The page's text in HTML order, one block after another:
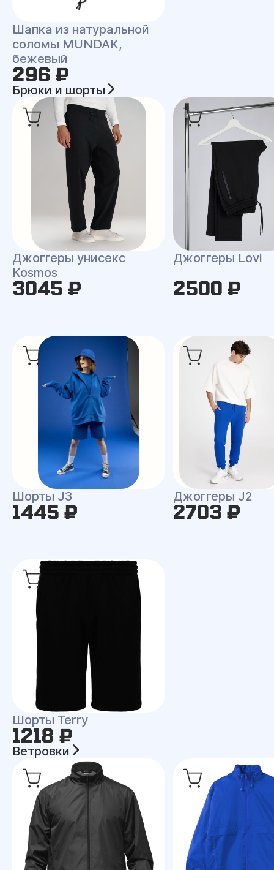
Шапка из натуральной
соломы MUNDAK,
бежевый
296 ₽
Брюки и шорты
Джоггеры унисекс
Kosmos
3045 ₽
Джоггеры Lovi
2500 ₽
Шорты J3
1445 ₽
Джоггеры J2
2703 ₽
Шорты Terry
1218 ₽
Ветровки